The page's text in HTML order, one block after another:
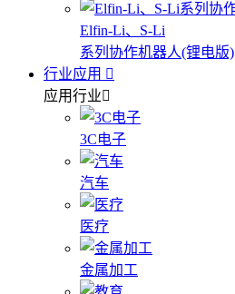
Elfin-Li、S-Li
系列协作机器人(锂电版)
行业应用
应用行业
3C电子
汽车
医疗
金属加工